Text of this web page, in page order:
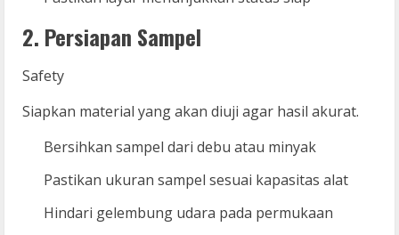
2. Persiapan Sampel
Safety
Siapkan material yang akan diuji agar hasil akurat.
Bersihkan sampel dari debu atau minyak
Pastikan ukuran sampel sesuai kapasitas alat
Hindari gelembung udara pada permukaan